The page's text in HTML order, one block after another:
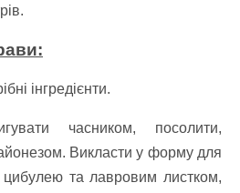
інгредієнти.
часником, посолити,
Викласти у форму для
цибулею та лавровим листком,